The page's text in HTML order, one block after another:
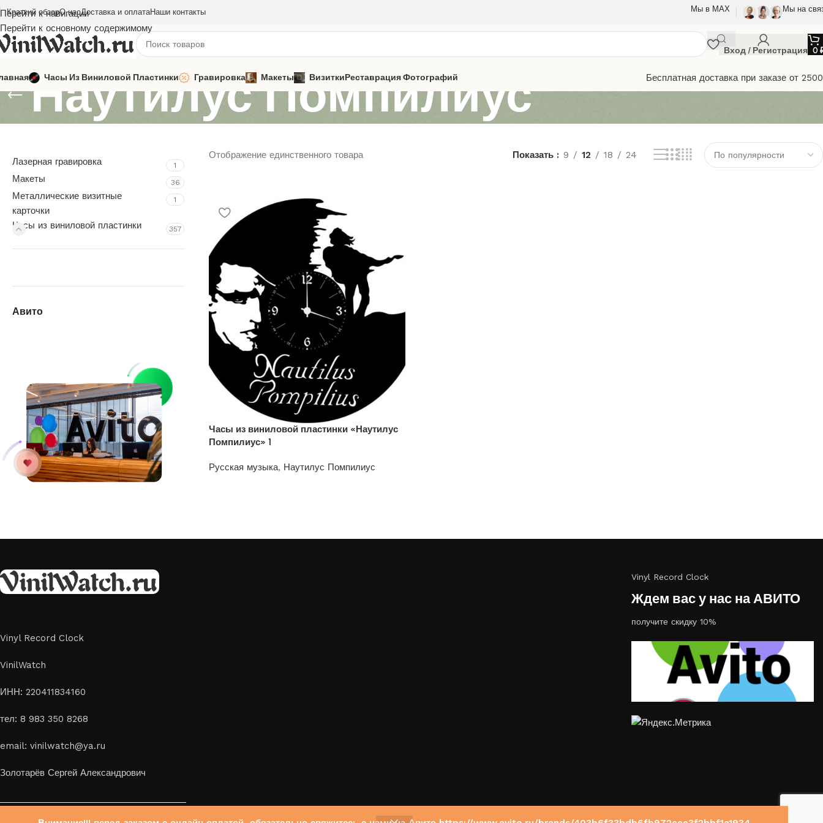
Перейти к навигации
Перейти к основному содержимому
Краткий обзорО насДоставка и оплатаНаши контакты Мы в МАХ Мы на
Вход / Регистрация 0
Часы Из Виниловой Пластинки Гравировка Макеты ВизиткиРеставрация Фотографий Бесплатная доставка при заказе от
Наутилус Помпилиус
Лазерная гравировка 1
Макеты 36
Металлические визитные
карточки
1
Часы из виниловой пластинки 357
Авито
Отображение единственного товара Показать 9 12 18 24
Часы из виниловой пластинки «Наутилус
Помпилиус» 1
Русская музыка, Наутилус Помпилиус
Vinyl Record Clock
VinilWatch
ИНН: 220411834160
тел: 8 983 350 8268
email: vinilwatch@ya.ru
Золотарёв Сергей Александрович
Vinyl Record Clock
Ждем вас у нас на АВИТО
получите скидку 10%